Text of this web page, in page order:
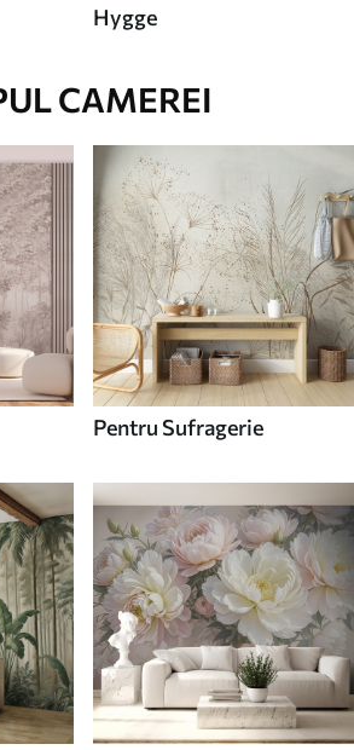
Hygge
CAMEREI
Pentru Sufragerie